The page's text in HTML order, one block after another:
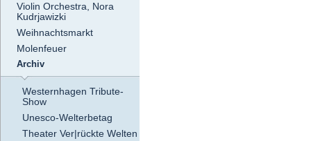
Violin Orchestra, Nora
Kudrjawizki
Weihnachtsmarkt
Molenfeuer
Archiv
Westernhagen Tribute-
Show
Unesco-Welterbetag
Theater Ver|rückte Welten